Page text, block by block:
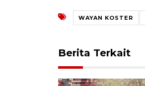
WAYAN KOSTER
Berita Terkait